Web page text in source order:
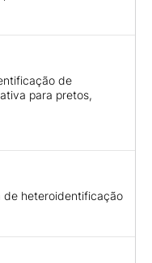
de
para pretos,
de heteroidentificação